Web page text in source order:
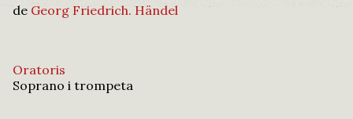
de Georg Friedrich. Händel
Oratoris
Soprano i trompeta